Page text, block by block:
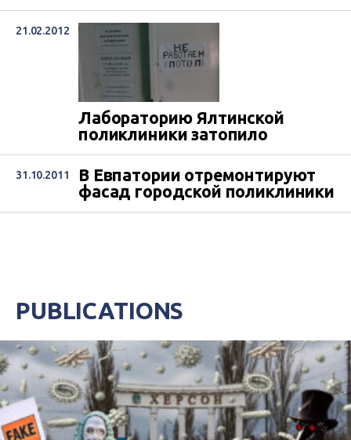
21.02.2012
Лабораторию Ялтинской
поликлиники затопило
31.10.2011
В Евпатории отремонтируют
фасад городской поликлиники
PUBLICATIONS